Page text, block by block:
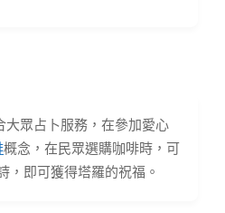
大眾占卜服務，在參加愛心
概念，在民眾選購咖啡時，可
，即可獲得塔羅的祝福。